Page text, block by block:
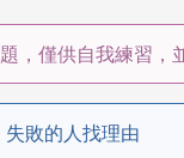
，僅供自我練習
敗的人找理由